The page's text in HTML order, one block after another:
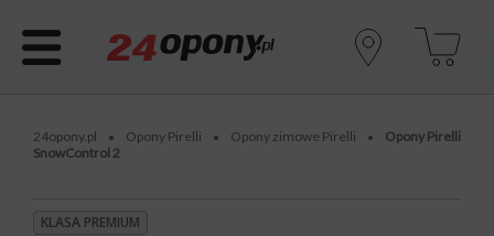
24opony.pl • Opony Pirelli • Opony zimowe Pirelli •
Opony Pirelli
SnowControl 2
KLASA PREMIUM